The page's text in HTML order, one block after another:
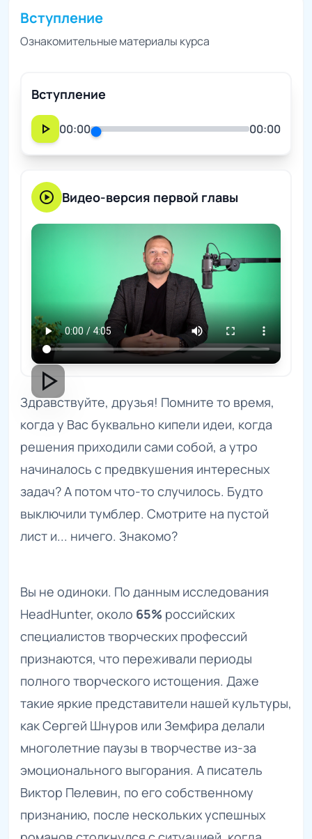
Вступление
Ознакомительные материалы курса
Вступление
play_arrow 00:00 00:00
play_circle Видео-версия первой главы
play_arrow
Здравствуйте, друзья! Помните то время,
когда у Вас буквально кипели идеи, когда
решения приходили сами собой, а утро
начиналось с предвкушения интересных
задач? А потом что-то случилось. Будто
выключили тумблер. Смотрите на пустой
лист и... ничего. Знакомо?
Вы не одиноки. По данным исследования
HeadHunter, около 65% российских
специалистов творческих профессий
признаются, что переживали периоды
полного творческого истощения. Даже
такие яркие представители нашей культуры,
как Сергей Шнуров или Земфира делали
многолетние паузы в творчестве из-за
эмоционального выгорания. А писатель
Виктор Пелевин, по его собственному
признанию, после нескольких успешных